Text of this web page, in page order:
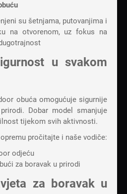
su šetnjama, putovanjima i
na otvorenom, uz fokus na
u svakom
obuća omogućuje sigurnije
Dobar model smanjuje
tijekom svih aktivnosti.
pročitajte i naše vodiče:
odjeću
za boravak u prirodi
za boravak u